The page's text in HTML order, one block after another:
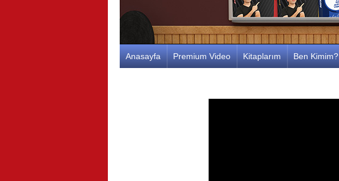
İçeriğe
Anasayfa Premium Video Kitaplarım Ben Kimim?